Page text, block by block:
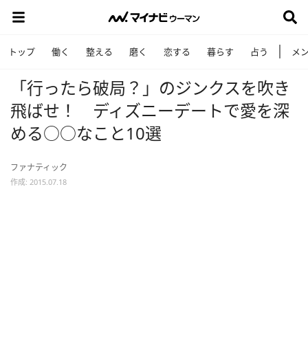
トップ 働く 整える 磨く 恋する 暮らす 占う メ
「行ったら破局？」のジンクスを吹き
飛ばせ！ ディズニーデートで愛を深
める○○なこと10選
ファナティック
作成: 2015.07.18